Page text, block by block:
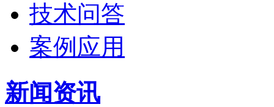
技术问答
案例应用
新闻资讯